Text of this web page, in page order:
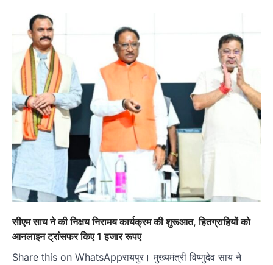
सीएम साय ने की निक्षय निरामय कार्यक्रम की शुरूआत, हितग्राहियों को
आनलाइन ट्रांसफर किए 1 हजार रूपए
Share this on WhatsAppरायपुर। मुख्यमंत्री विष्णुदेव साय ने